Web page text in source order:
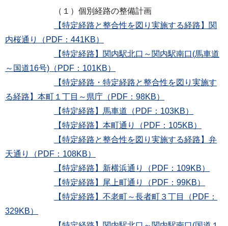
（１）個別経路の整備計画
【特定経路と整合性を図り実施する経路】関
内桜通り（PDF：441KB）
【特定経路】関内駅北口～関内駅南口(馬車道
～国道16号)（PDF：101KB）
【特定経路・特定経路と整合性を図り実施す
る経路】本町１丁目～県庁（PDF：98KB）
【特定経路】馬車道（PDF：103KB）
【特定経路】本町通り（PDF：105KB）
【特定経路と整合性を図り実施する経路】弁
天通り（PDF：108KB）
【特定経路】新横浜通り（PDF：109KB）
【特定経路】尾上町通り（PDF：99KB）
【特定経路】不老町～長者町３丁目（PDF：
329KB）